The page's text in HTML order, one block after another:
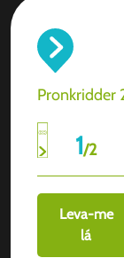
Pronkridder
1/2
Leva-me
lá